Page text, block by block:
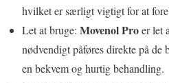
hvilket er særligt vigtigt for at
Let at bruge: Movenol Proer let
nødvendigt påføres direkte på de
en bekvem og hurtig behandling.